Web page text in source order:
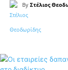
By Στέλιος